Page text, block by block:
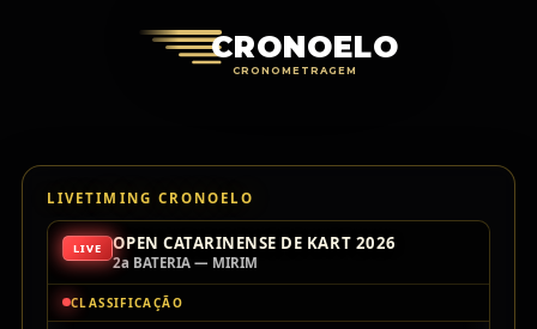
CRONOELO
CRONOMETRAGEM
LIVETIMING CRONOELO
LIVE OPEN CATARINENSE DE KART 2026
2a BATERIA — MIRIM
CLASSIFICAÇÃO